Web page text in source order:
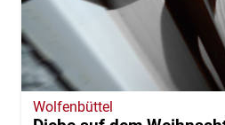
Wolfenbüttel